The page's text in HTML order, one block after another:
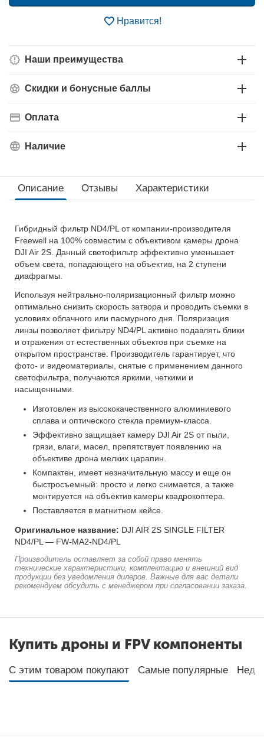
Нравится!
Наши преимущества
Скидки и бонусные баллы
Оплата
Наличие
Описание Отзывы Характеристики
Гибридный фильтр ND4/PL от компании-производителя
Freewell на 100% совместим с объективом камеры дрона
DJI Air 2S. Данный светофильтр эффективно уменьшает
объем света, попадающего на объектив, на 2 ступени
диафрагмы.
Используя нейтрально-поляризационный фильтр можно
оптимально снизить скорость затвора и проводить съемки в
условиях облачного или пасмурного дня. Поляризация
линзы позволяет фильтру ND4/PL активно подавлять блики
и отражения от естественных объектов при съемке на
открытом пространстве. Производитель гарантирует, что
фото- и видеоматериалы, снятые с применением данного
светофильтра, получаются яркими, четкими и
насыщенными.
Изготовлен из высококачественного алюминиевого
сплава и оптического стекла премиум-класса.
Эффективно защищает камеру DJI Air 2S от пыли,
грязи, влаги, масел, препятствует появлению на
объективе дрона мелких царапин.
Компактен, имеет незначительную массу и еще он
быстросъемный: просто и легко снимается, а также
монтируется на объектив камеры квадрокоптера.
Поставляется в магнитном кейсе.
Оригинальное название: DJI AIR 2S SINGLE FILTER
ND4/PL — FW-MA2-ND4/PL
Производитель оставляет за собой право менять
технические характеристики, комплектацию и внешний вид
продукции без уведомления дилеров. Важные для вас детали
рекомендуем обсудить с менеджером при согласовании заказа.
Купить дроны и FPV компоненты
С этим товаром покупают Самые популярные